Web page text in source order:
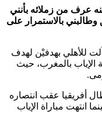
عرف من زملائه بأنني
بالاستمرار على
للأهلي بهدفيْن لهدف
الإياب بالمغرب، حيث
أفريقيا عقب انتصاره
انتهت مباراة الإياب